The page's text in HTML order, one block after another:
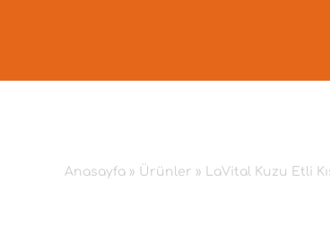
Anasayfa» Ürünler » LaVital Kuzu Etli